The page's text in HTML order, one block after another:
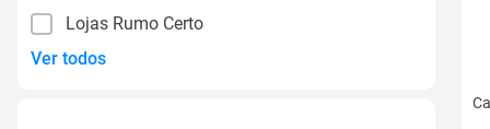
Lojas Rumo Certo
Ver todos